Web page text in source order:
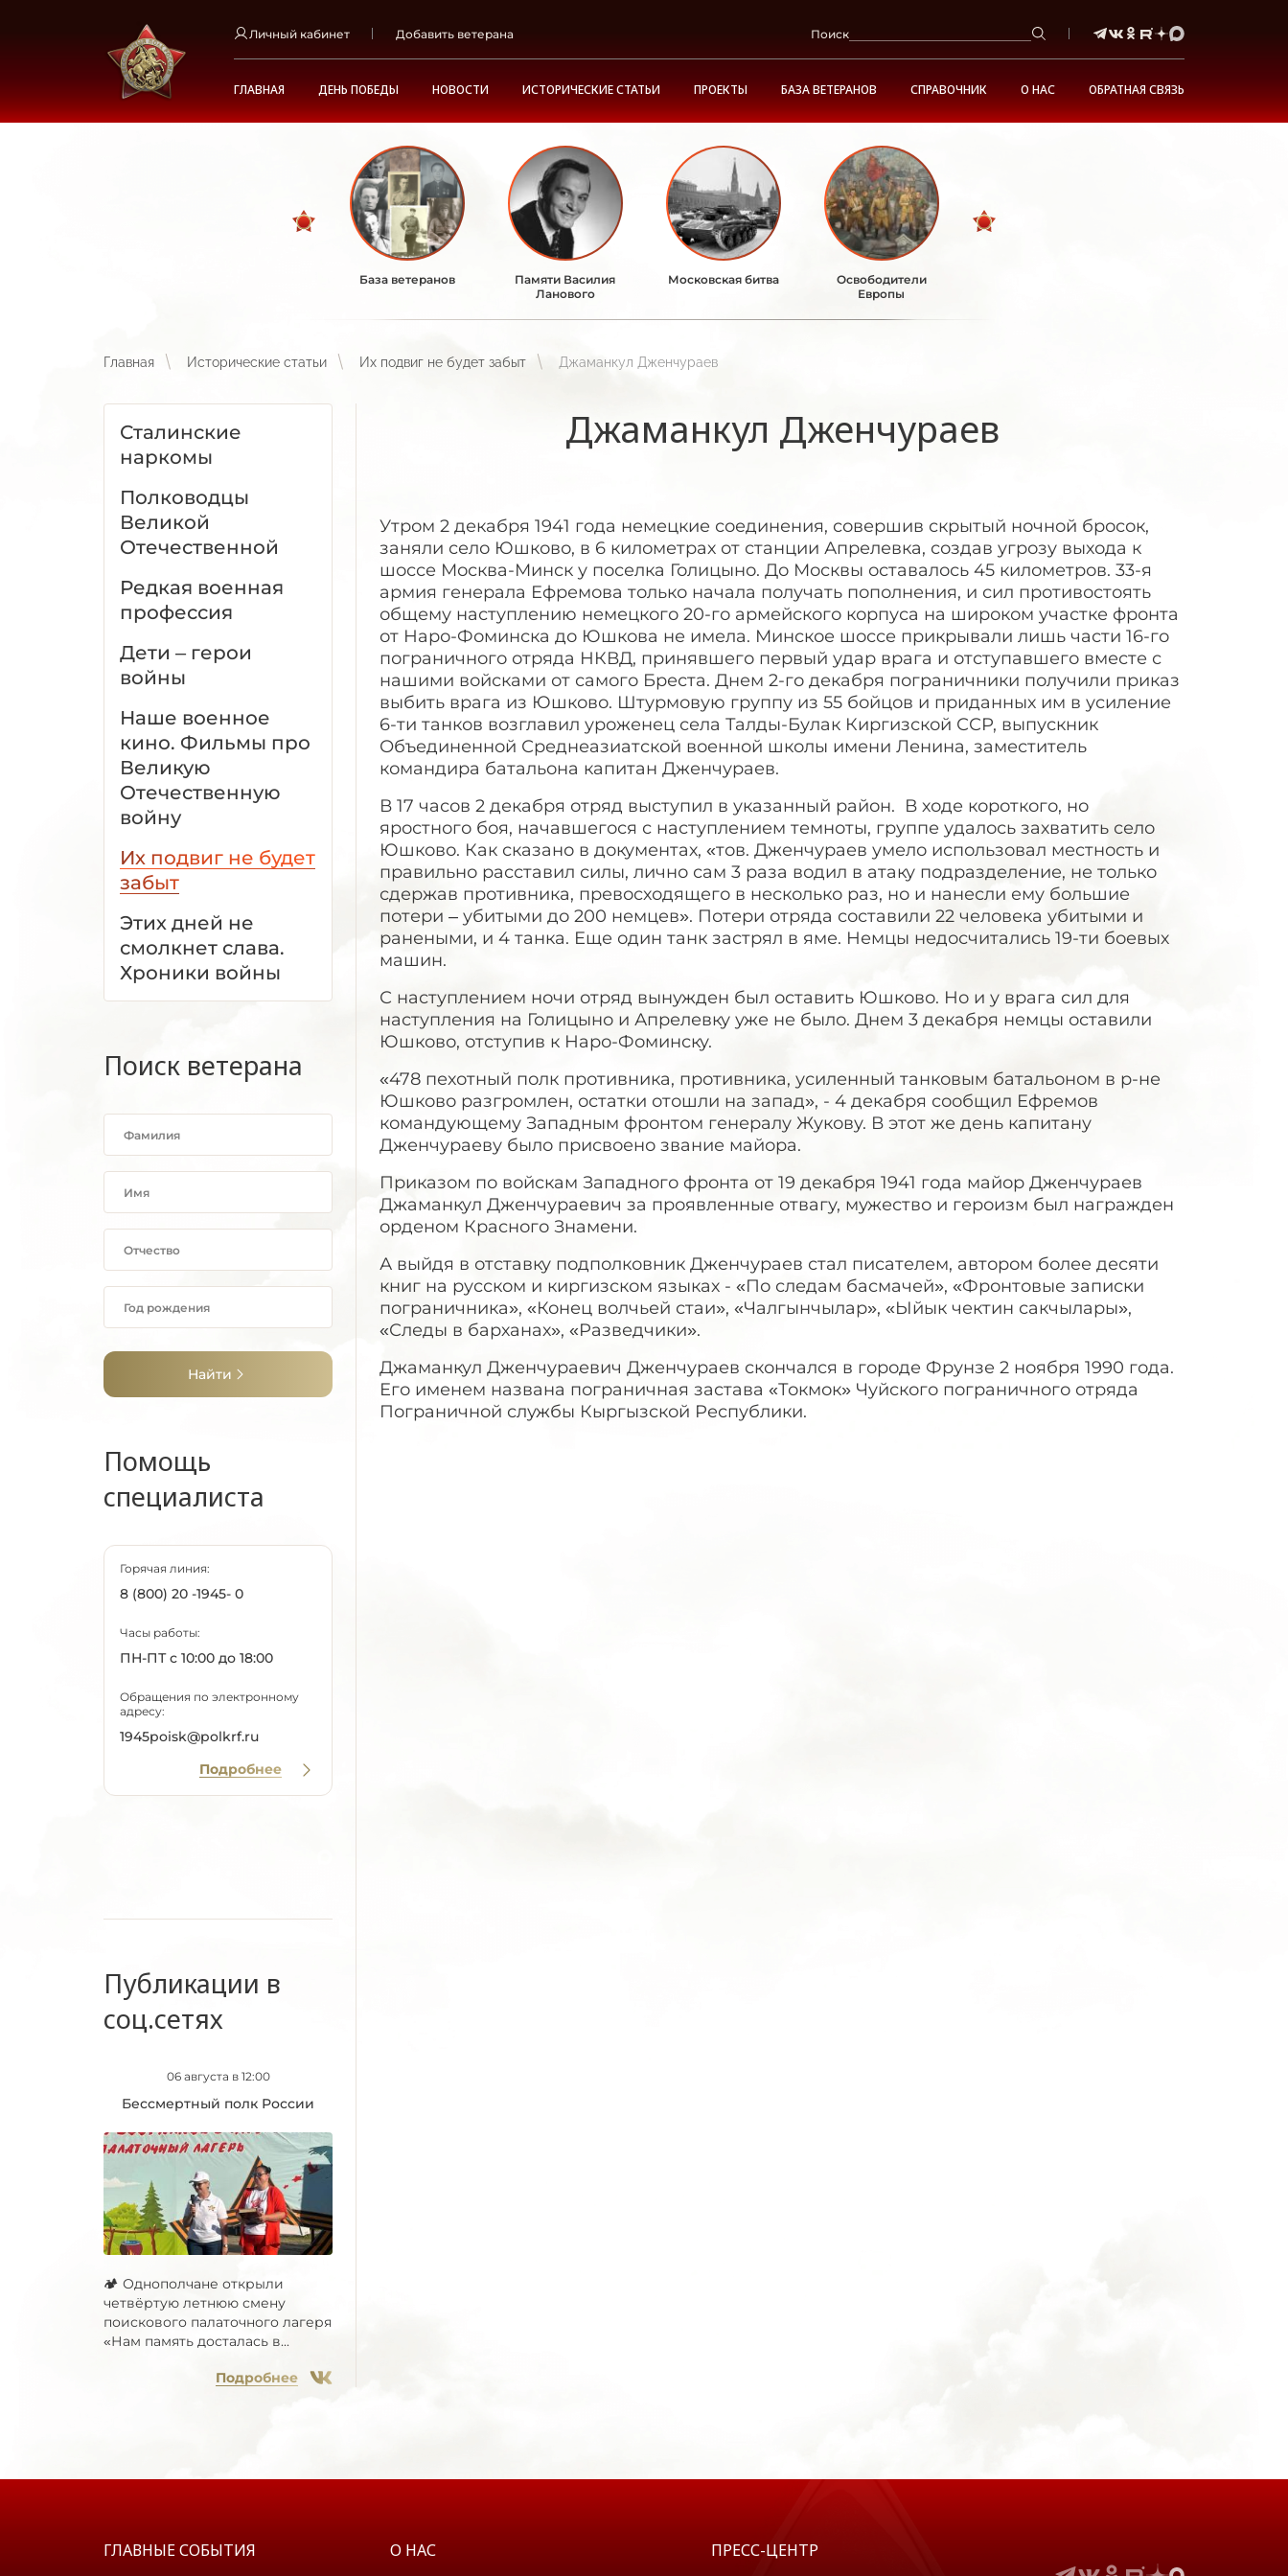
Личный кабинет Добавить ветерана Поиск
ГЛАВНАЯ ДЕНЬ ПОБЕДЫ НОВОСТИ ИСТОРИЧЕСКИЕ СТАТЬИ ПРОЕКТЫ БАЗА ВЕТЕРАНОВ СПРАВОЧНИК О НАС ОБРАТНАЯ СВЯЗЬ
База ветеранов
Памяти Василия
Ланового
Московская битва
Освободители
Европы
Главная Исторические статьи Их подвиг не будет забыт Джаманкул Дженчураев
Сталинские
наркомы
Полководцы
Великой
Отечественной
Редкая военная
профессия
Дети – герои
войны
Наше военное
кино. Фильмы про
Великую
Отечественную
войну
Их подвиг не будет
забыт
Этих дней не
смолкнет слава.
Хроники войны
Поиск ветерана
Найти
Помощь
специалиста
Горячая линия:
8 (800) 20 -1945- 0
Часы работы:
ПН-ПТ с 10:00 до 18:00
Обращения по электронному
адресу:
1945poisk@polkrf.ru
Подробнее
Публикации в
соц.сетях
06 августа в 12:00
Бессмертный полк России
🏕 Однополчане открыли
четвёртую летнюю смену
поискового палаточного лагеря
«Нам память досталась в...
Подробнее
Джаманкул Дженчураев
Утром 2 декабря 1941 года немецкие соединения, совершив скрытый ночной бросок,
заняли село Юшково, в 6 километрах от станции Апрелевка, создав угрозу выхода к
шоссе Москва-Минск у поселка Голицыно. До Москвы оставалось 45 километров. 33-я
армия генерала Ефремова только начала получать пополнения, и сил противостоять
общему наступлению немецкого 20-го армейского корпуса на широком участке фронта
от Наро-Фоминска до Юшкова не имела. Минское шоссе прикрывали лишь части 16-го
пограничного отряда НКВД, принявшего первый удар врага и отступавшего вместе с
нашими войсками от самого Бреста. Днем 2-го декабря пограничники получили приказ
выбить врага из Юшково. Штурмовую группу из 55 бойцов и приданных им в усиление
6-ти танков возглавил уроженец села Талды-Булак Киргизской ССР, выпускник
Объединенной Среднеазиатской военной школы имени Ленина, заместитель
командира батальона капитан Дженчураев.
В 17 часов 2 декабря отряд выступил в указанный район. В ходе короткого, но
яростного боя, начавшегося с наступлением темноты, группе удалось захватить село
Юшково. Как сказано в документах, «тов. Дженчураев умело использовал местность и
правильно расставил силы, лично сам 3 раза водил в атаку подразделение, не только
сдержав противника, превосходящего в несколько раз, но и нанесли ему большие
потери – убитыми до 200 немцев». Потери отряда составили 22 человека убитыми и
ранеными, и 4 танка. Еще один танк застрял в яме. Немцы недосчитались 19-ти боевых
машин.
С наступлением ночи отряд вынужден был оставить Юшково. Но и у врага сил для
наступления на Голицыно и Апрелевку уже не было. Днем 3 декабря немцы оставили
Юшково, отступив к Наро-Фоминску.
«478 пехотный полк противника, противника, усиленный танковым батальоном в р-не
Юшково разгромлен, остатки отошли на запад», - 4 декабря сообщил Ефремов
командующему Западным фронтом генералу Жукову. В этот же день капитану
Дженчураеву было присвоено звание майора.
Приказом по войскам Западного фронта от 19 декабря 1941 года майор Дженчураев
Джаманкул Дженчураевич за проявленные отвагу, мужество и героизм был награжден
орденом Красного Знамени.
А выйдя в отставку подполковник Дженчураев стал писателем, автором более десяти
книг на русском и киргизском языках - «По следам басмачей», «Фронтовые записки
пограничника», «Конец волчьей стаи», «Чалгынчылар», «Ыйык чектин сакчылары»,
«Следы в барханах», «Разведчики».
Джаманкул Дженчураевич Дженчураев скончался в городе Фрунзе 2 ноября 1990 года.
Его именем названа пограничная застава «Токмок» Чуйского пограничного отряда
Пограничной службы Кыргызской Республики.
ГЛАВНЫЕ СОБЫТИЯ О НАС ПРЕСС-ЦЕНТР